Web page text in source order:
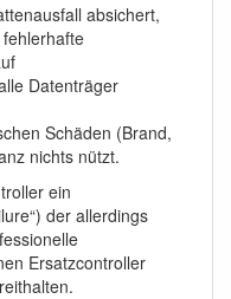
absichert,
Datenträger
Schäden (Brand,
nichts nützt.
ein
der allerdings
Ersatzcontroller